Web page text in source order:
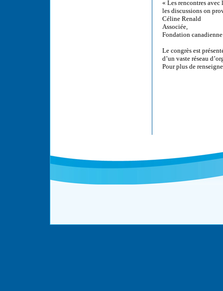
« Les rencontres
les discussions on
Céline Renald
Associée,
Fondation
Le congrès est
d’un vaste réseau
Pour plus de